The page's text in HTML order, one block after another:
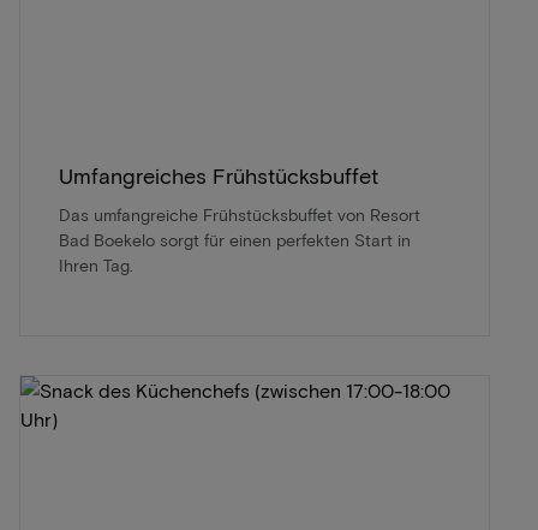
Umfangreiches Frühstücksbuffet
Das umfangreiche Frühstücksbuffet von Resort
Bad Boekelo sorgt für einen perfekten Start in
Ihren Tag.